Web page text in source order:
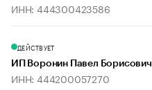
ИНН: 444300423586
ДЕЙСТВУЕТ
ИП Воронин Павел Борисович
ИНН: 444200057270